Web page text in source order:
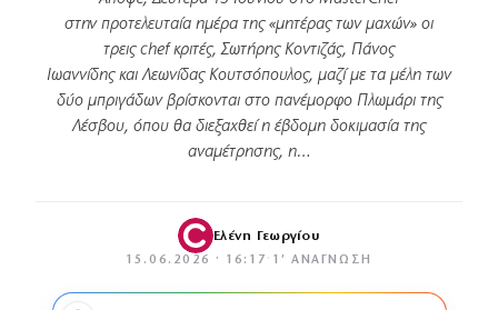
στην προτελευταία ημέρα της «μητέρας των μαχών» οι
τρεις chef κριτές, Σωτήρης Κοντιζάς, Πάνος
Ιωαννίδης και Λεωνίδας Κουτσόπουλος, μαζί με τα μέλη των
δύο μπριγάδων βρίσκονται στο πανέμορφο Πλωμάρι της
Λέσβου, όπου θα διεξαχθεί η έβδομη δοκιμασία της
αναμέτρησης, η…
Ελένη Γεωργίου
15.06.2026 · 16:17 · 1′ ΑΝΆΓΝΩΣΗ